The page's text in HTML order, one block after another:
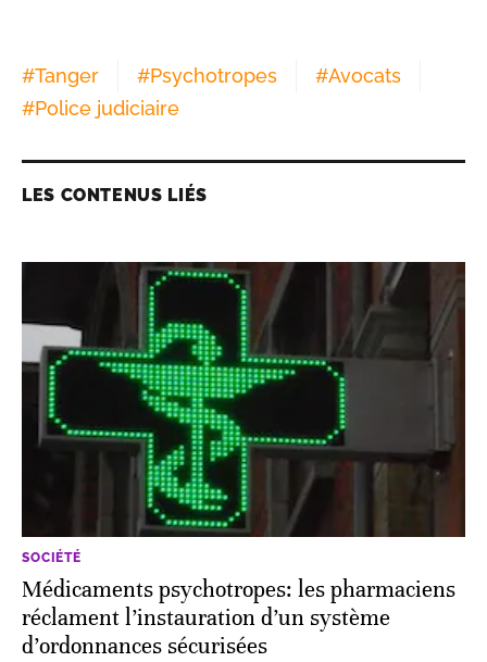
#Tanger #Psychotropes #Avocats
#Police judiciaire
LES CONTENUS LIÉS
SOCIÉTÉ
Médicaments psychotropes: les pharmaciens
réclament l’instauration d’un système
d’ordonnances sécurisées